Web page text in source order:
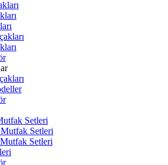
Setleri
Setleri
Setleri